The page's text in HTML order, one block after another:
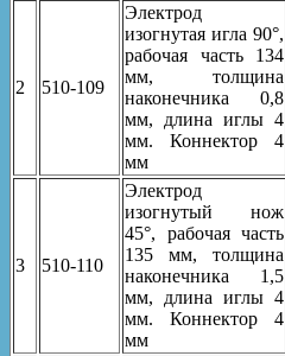
2 510-109
Электрод
изогнутая игла 90°,
рабочая часть 134
мм, толщина
наконечника 0,8
мм, длина иглы 4
мм. Коннектор 4
мм
3 510-110
Электрод
изогнутый нож
45°, рабочая часть
135 мм, толщина
наконечника 1,5
мм, длина иглы 4
мм. Коннектор 4
мм